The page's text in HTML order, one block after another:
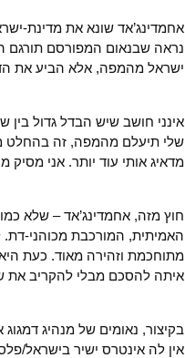
אחמדינג’אד שונא את מדינת-
נראה שבנאום המפורסם תורגם
ישראל מהמפה, אלא הביע את
אינני חושב שיש הבדל גדול
שלי תיעלם מהמפה, זה בהחלט
מדאיג אותי עוד יותר. אני
חוץ מזה, אחמדינג’אד – שלא
האמיתית, המורכבת מכוהני-דת.
מתוחכמת וזהירה מאוד. כעת
איתה להסכם מבלי להקריב את
בקיצור, נאומים של מנהיג
אין לה אינטרס ישיר בישראל/